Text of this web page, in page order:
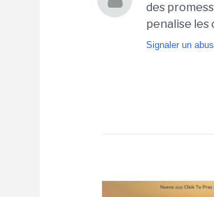
des
penalise
Signaler un abus